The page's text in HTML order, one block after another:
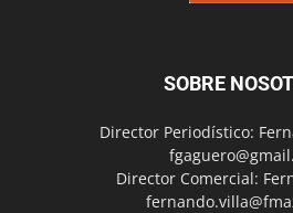
SOBRE
Director Periodístico:
Director Comercial: